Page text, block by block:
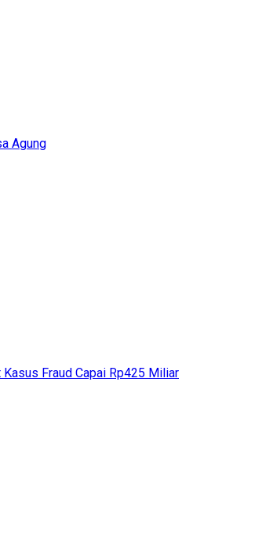
Agung
Fraud Capai Rp425 Miliar